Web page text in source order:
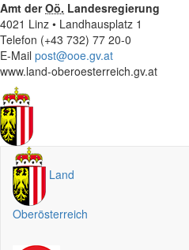
Amt derOö. Landesregierung
4021 Linz • Landhausplatz 1
Telefon (+43 732) 77 20-0
E-Mail post@ooe.gv.at
www.land-oberoesterreich.gv.at
Land
Oberösterreich